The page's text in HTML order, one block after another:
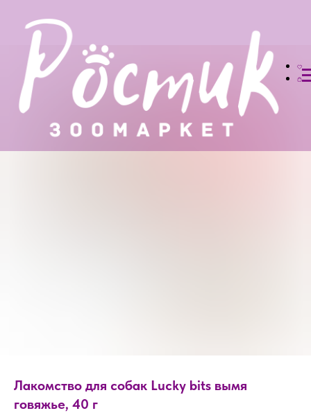
Лакомство для собак Lucky bits вымя
говяжье, 40 г